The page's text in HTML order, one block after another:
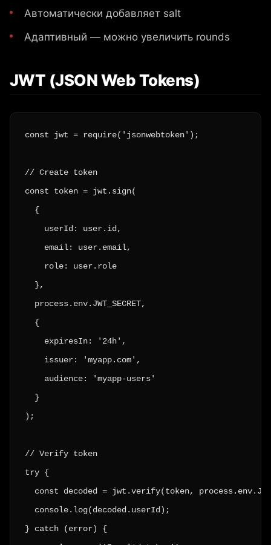
Автоматически добавляет salt
Адаптивный — можно увеличить rounds
JWT (JSON Web Tokens)
const jwt = require('jsonwebtoken');
// Create token
const token = jwt.sign(
  {
    userId: user.id,
    email: user.email,
    role: user.role
  },
  process.env.JWT_SECRET,
  {
    expiresIn: '24h',
    issuer: 'myapp.com',
    audience: 'myapp-users'
  }
);
// Verify token
try {
const decoded = jwt.verify(token,
  console.log(decoded.userId);
} catch (error) {